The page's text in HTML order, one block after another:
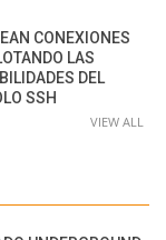
CONEXIONES
LAS
DEL
SSH
VIEW ALL